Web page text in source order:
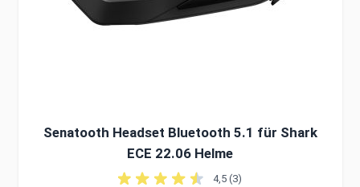
Senatooth Headset Bluetooth 5.1 für Shark
ECE 22.06 Helme
4,5 (3)